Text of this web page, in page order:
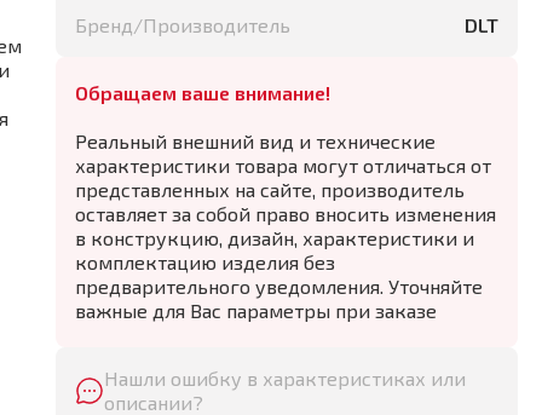
Бренд/Производитель DLT
Обращаем ваше внимание!
Реальный внешний вид и технические
характеристики товара могут отличаться от
представленных на сайте, производитель
оставляет за собой право вносить изменения
в конструкцию, дизайн, характеристики и
комплектацию изделия без
предварительного уведомления. Уточняйте
важные для Вас параметры при заказе
Нашли ошибку в характеристиках или
описании?